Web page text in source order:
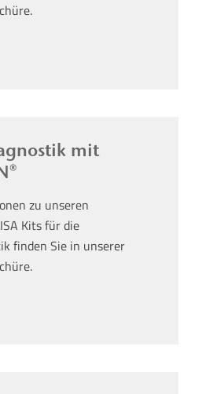
mit
zu unseren
Kits für die
finden Sie in unserer